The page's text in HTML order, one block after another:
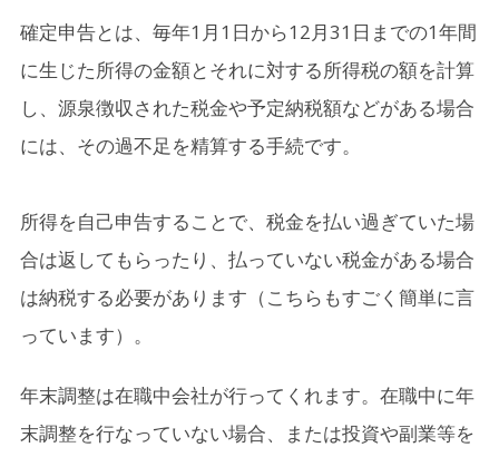
確定申告とは、毎年1月1日から12月31日までの1年間
に生じた所得の金額とそれに対する所得税の額を計算
し、源泉徴収された税金や予定納税額などがある場合
には、その過不足を精算する手続です。
所得を自己申告することで、税金を払い過ぎていた場
合は返してもらったり、払っていない税金がある場合
は納税する必要があります（こちらもすごく簡単に言
っています）。
年末調整は在職中会社が行ってくれます。在職中に年
末調整を行なっていない場合、または投資や副業等を